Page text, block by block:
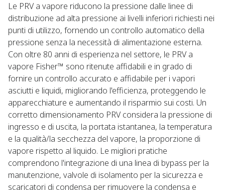
Le PRV a vapore riducono la pressione dalle linee di
distribuzione ad alta pressione ai livelli inferiori richiesti nei
punti di utilizzo, fornendo un controllo automatico della
pressione senza la necessità di alimentazione esterna.
Con oltre 80 anni di esperienza nel settore, le PRV a
vapore Fisher™ sono ritenute affidabili e in grado di
fornire un controllo accurato e affidabile per i vapori
asciutti e liquidi, migliorando l'efficienza, proteggendo le
apparecchiature e aumentando il risparmio sui costi. Un
corretto dimensionamento PRV considera la pressione di
ingresso e di uscita, la portata istantanea, la temperatura
e la qualità/la secchezza del vapore, la proporzione di
vapore rispetto al liquido. Le migliori pratiche
comprendono l'integrazione di una linea di bypass per la
manutenzione, valvole di isolamento per la sicurezza e
scaricatori di condensa per rimuovere la condensa e